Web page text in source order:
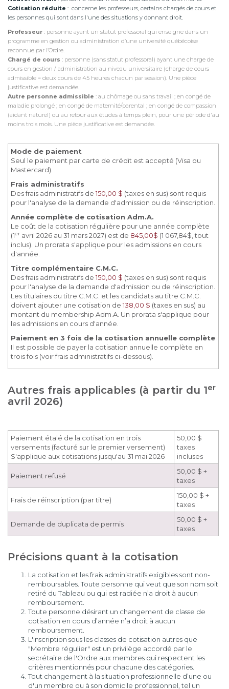
Cotisation réduite : concerne les professeurs, certains chargés de cours et
les personnes qui sont dans l'une des situations y donnant droit.
Professeur : personne ayant un statut professoral qui enseigne dans un
programme en gestion ou administration d’une université québécoise
reconnue par l’Ordre.
Chargé de cours : personne (sans statut professoral) ayant une charge de
cours en gestion / administration au niveau universitaire (charge de cours
admissible = deux cours de 45 heures chacun par session). Une pièce
justificative est demandée.
Autre personne admissible : au chômage ou sans travail ; en congé de
maladie prolongé ; en congé de maternité/parental ; en congé de compassion
(aidant naturel) ou au retour aux études à temps plein, pour une période d'au
moins trois mois. Une pièce justificative est demandée.
Mode de paiement
Seul le paiement par carte de crédit est accepté (Visa ou
Mastercard).
Frais administratifs
Des frais administratifs de 150,00 $ (taxes en sus) sont requis
pour l'analyse de la demande d'admission ou de réinscription.
Année complète de cotisation Adm.A.
Le coût de la cotisation régulière pour une année complète
(1er avril 2026 au 31 mars 2027) est de 845,00$ (1 067,84$, tout
inclus). Un prorata s'applique pour les admissions en cours
d'année.
Titre complémentaire C.M.C.
Des frais administratifs de 150,00 $ (taxes en sus) sont requis
pour l'analyse de la demande d'admission ou de réinscription.
Les titulaires du titre C.M.C. et les candidats au titre C.M.C.
doivent ajouter une cotisation de 138,00 $ (taxes en sus) au
montant du membership Adm.A. Un prorata s'applique pour
les admissions en cours d'année.
Paiement en 3 fois de la cotisation annuelle complète
Il est possible de payer la cotisation annuelle complète en
trois fois (voir frais administratifs ci-dessous).
Autres frais applicables (à partir du 1er
avril 2026)
Paiement étalé de la cotisation en trois
versements (facturé sur le premier versement)
S'applique aux cotisations jusqu'au 31 mai 2026
50,00 $
taxes
incluses
Paiement refusé
50,00 $ +
taxes
Frais de réinscription (par titre)
150,00 $ +
taxes
Demande de duplicata de permis
50,00 $ +
taxes
Précisions quant à la cotisation ​​​​​​
La cotisation et les frais administratifs exigibles sont non-
remboursables. Toute personne qui veut que son nom soit
retiré du Tableau ou qui est radiée n’a droit à aucun
remboursement.
Toute personne désirant un changement de classe de
cotisation en cours d’année n’a droit à aucun
remboursement.
L'inscription sous les classes de cotisation autres que
"Membre régulier" est un privilège accordé par le
secrétaire de l'Ordre aux membres qui respectent les
critères mentionnés pour chacune des catégories.
Tout changement à la situation professionnelle d’une ou
d'un membre ou à son domicile professionnel, tel un